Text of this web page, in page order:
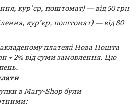
кур’єр, поштомат) — від 50 грн
кур’єр, поштомат) — від 80
платежі Нова Пошта
+ 2% від суми замовлення. Цю
в Mary-Shop були